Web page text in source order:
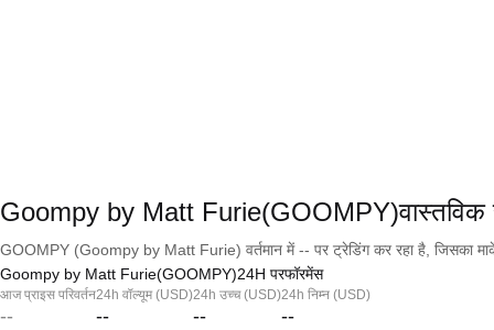
Goompy by Matt Furie(GOOMPY)वास्तविक
GOOMPY (Goompy by Matt Furie) वर्तमान में -- पर ट्रेडिंग कर रहा है, जिसका
Goompy by Matt Furie(GOOMPY)24H परफॉरमेंस
आज प्राइस परिवर्तन
--
24h वॉल्यूम (USD)
--
24h उच्च (USD)
--
24h निम्न (USD)
--